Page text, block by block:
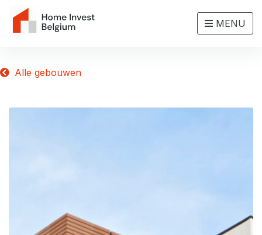
MENU
Alle gebouwen